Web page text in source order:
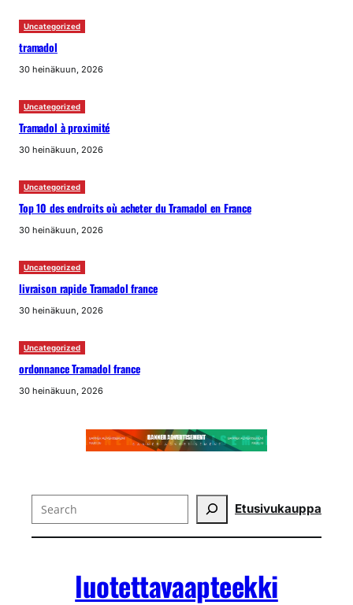
Uncategorized
tramadol
30 heinäkuun, 2026
Uncategorized
Tramadol à proximité
30 heinäkuun, 2026
Uncategorized
Top 10 des endroits où acheter du Tramadol en France
30 heinäkuun, 2026
Uncategorized
livraison rapide Tramadol france
30 heinäkuun, 2026
Uncategorized
ordonnance Tramadol france
30 heinäkuun, 2026
Search Etusivukauppa
luotettavaapteekki